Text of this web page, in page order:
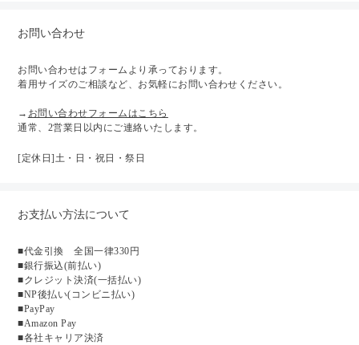
お問い合わせ
お問い合わせはフォームより承っております。
着用サイズのご相談など、お気軽にお問い合わせください。
→ お問い合わせフォームはこちら
通常、2営業日以内にご連絡いたします。
[定休日]土・日・祝日・祭日
お支払い方法について
■代金引換 全国一律330円
■銀行振込(前払い)
■クレジット決済(一括払い)
■NP後払い(コンビニ払い)
■PayPay
■Amazon Pay
■各社キャリア決済